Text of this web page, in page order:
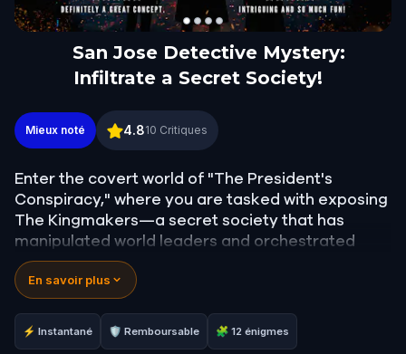
San Jose Detective Mystery:
Infiltrate a Secret Society!
San Jose Detective Mystery: Infiltrate a Secret
Mieux noté 4.810 Critiques
Enter the covert world of "The President's
Conspiracy," where you are tasked with exposing
The Kingmakers—a secret society that has
manipulated world leaders and orchestrated
global events from the shadows for centuries. A
whistleblower has come forward with alarming
information, thrusting you into a high-stakes
game of deceit.
Your mission: stay one step ahead, decode the
En savoir plus
⚡ Instantané 🛡 Remboursable 🧩 12 énigmes